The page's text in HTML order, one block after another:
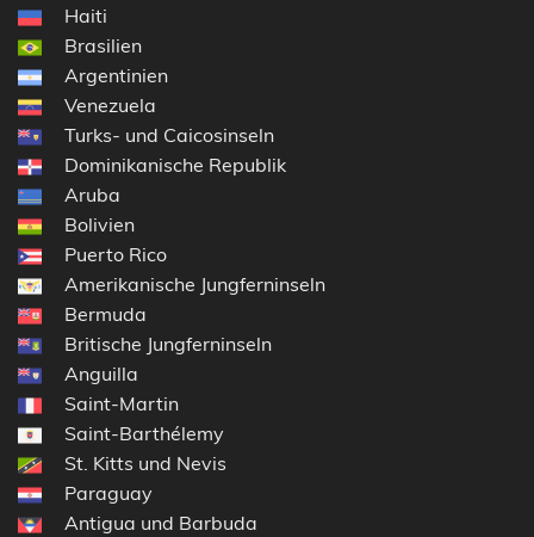
Haiti
Brasilien
Argentinien
Venezuela
Turks- und Caicosinseln
Dominikanische Republik
Aruba
Bolivien
Puerto Rico
Amerikanische Jungferninseln
Bermuda
Britische Jungferninseln
Anguilla
Saint-Martin
Saint-Barthélemy
St. Kitts und Nevis
Paraguay
Antigua und Barbuda